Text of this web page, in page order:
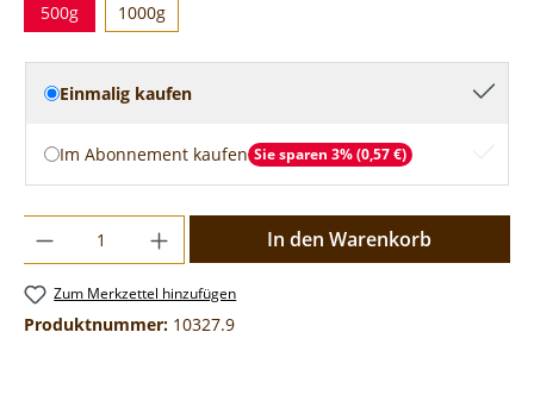
500g
1000g
Einmalig kaufen
Im Abonnement kaufen Sie sparen 3% (0,57 €)
In den Warenkorb
Zum Merkzettel hinzufügen
Produktnummer: 10327.9